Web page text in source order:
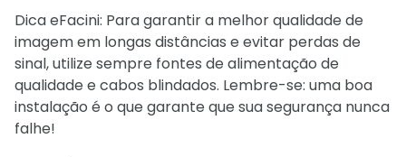
Dica eFacini: Para garantir a melhor qualidade de
imagem em longas distâncias e evitar perdas de
sinal, utilize sempre fontes de alimentação de
qualidade e cabos blindados. Lembre-se: uma boa
instalação é o que garante que sua segurança nunca
falhe!